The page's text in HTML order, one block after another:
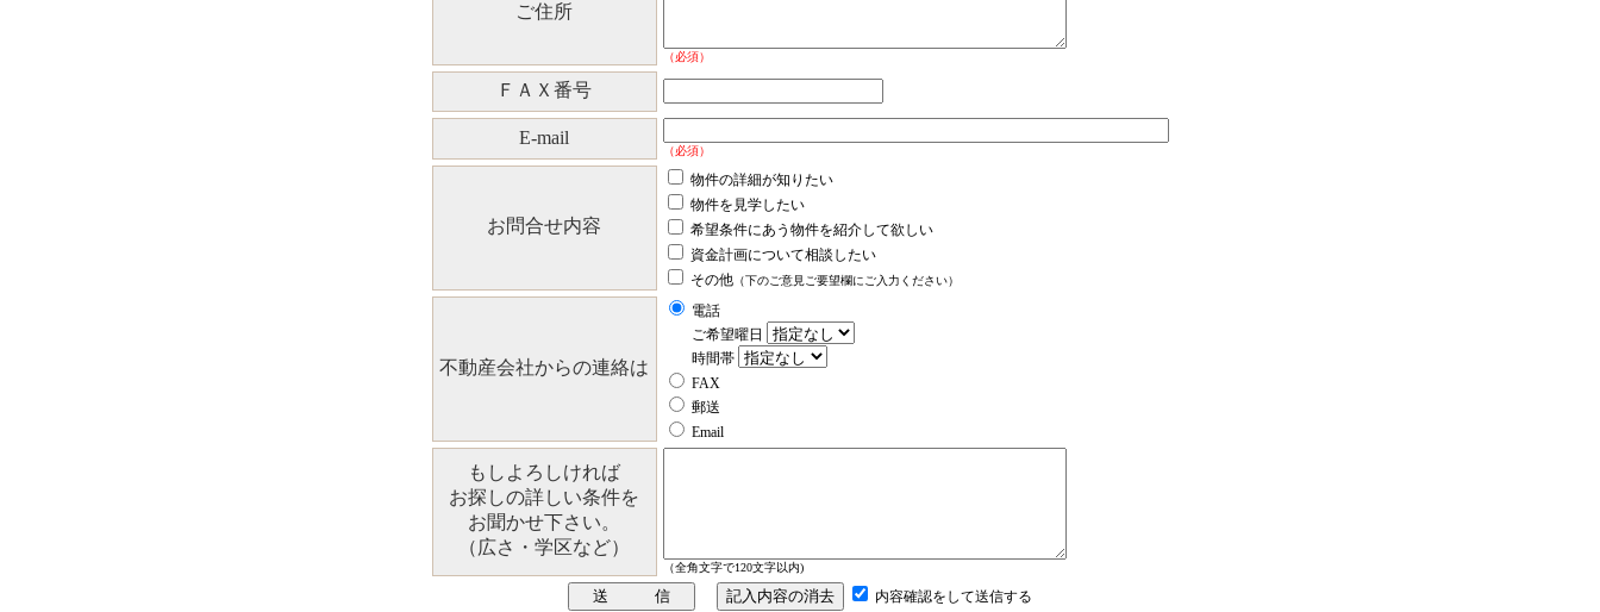
ご住所
（必須）
ＦＡＸ番号
E-mail
（必須）
お問合せ内容
物件の詳細が知りたい
物件を見学したい
希望条件にあう物件を紹介して欲しい
資金計画について相談したい
その他（下のご意見ご要望欄にご入力ください）
不動産会社からの連絡は
電話
ご希望曜日
時間帯
FAX
郵送
Email
もしよろしければ
お探しの詳しい条件を
お聞かせ下さい。
（広さ・学区など）
（全角文字で120文字以内)
内容確認をして送信する